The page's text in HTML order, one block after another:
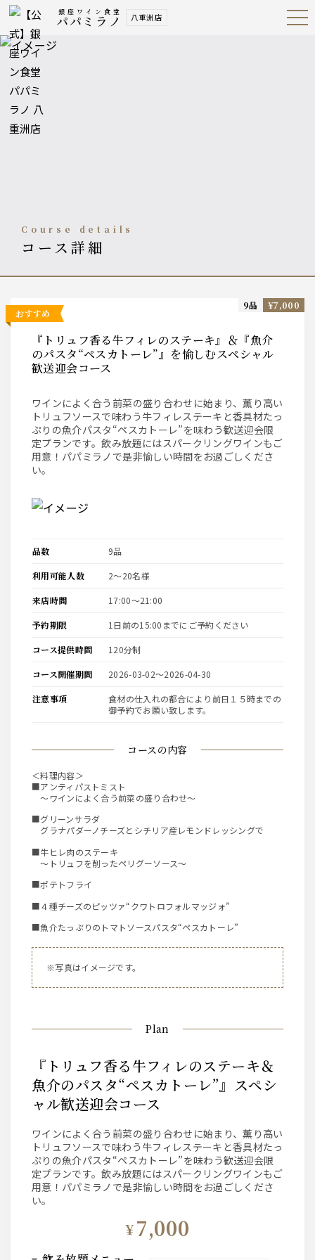
銀座ワイン食堂
パパミラノ 八重洲店 Open
Navig
course details
コース詳細
おすすめ
『トリュフ香る牛フィレのステーキ』＆『魚介
のパスタ“ペスカトーレ”』を愉しむスペシャル
歓送迎会コース
ワインによく合う前菜の盛り合わせに始まり、薫り高い
トリュフソースで味わう牛フィレステーキと香具材たっ
ぷりの魚介パスタ“ペスカトーレ”を味わう歓送迎会限
定プランです。飲み放題にはスパークリングワインもご
用意！パパミラノで是非愉しい時間をお過ごしくださ
い。
9品 ¥7,000
コースの内容
＜料理内容＞
■アンティパストミスト
～ワインによく合う前菜の盛り合わせ～
■グリーンサラダ
グラナパダーノチーズとシチリア産レモンドレッシングで
■牛ヒレ肉のステーキ
～トリュフを削ったペリグーソース～
■ポテトフライ
■４種チーズのピッツァ“クワトロフォルマッジォ”
■魚介たっぷりのトマトソースパスタ“ペスカトーレ”
※写真はイメージです。
品数 9品
利用可能人数 2〜20名様
来店時間 17:00〜21:00
予約期限 1日前の15:00までにご予約ください
コース提供時間 120分制
コース開催期間 2026-03-02〜2026-04-30
注意事項
食材の仕入れの都合により前日１５時までの
御予約でお願い致します。
Plan
『トリュフ香る牛フィレのステーキ＆
魚介のパスタ“ペスカトーレ”』スペシ
ャル歓送迎会コース
ワインによく合う前菜の盛り合わせに始まり、薫り高い
トリュフソースで味わう牛フィレステーキと香具材たっ
ぷりの魚介パスタ“ペスカトーレ”を味わう歓送迎会限
定プランです。飲み放題にはスパークリングワインもご
用意！パパミラノで是非愉しい時間をお過ごしくださ
い。
¥7,000